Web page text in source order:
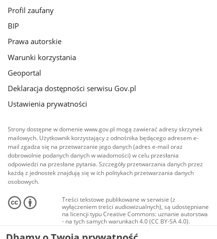
Profil zaufany
BIP
Prawa autorskie
Warunki korzystania
Geoportal
Deklaracja dostępności serwisu Gov.pl
Ustawienia prywatności
Strony dostępne w domenie www.gov.pl mogą zawierać adresy skrzynek
mailowych. Użytkownik korzystający z odnośnika będącego adresem e-
mail zgadza się na przetwarzanie jego danych (adres e-mail oraz
dobrowolnie podanych danych w wiadomości) w celu przesłania
odpowiedzi na przesłane pytania. Szczegóły przetwarzania danych przez
każdą z jednostek znajdują się w ich politykach przetwarzania danych
osobowych.
Treści tekstowe publikowane w serwisie (z
wyłączeniem treści audiowizualnych), są udostępniane
na licencji typu Creative Commons: uznanie autorstwa
- na tych samych warunkach 4.0 (CC BY-SA 4.0).
Materiały audiowizualne, w tym zdjęcia, materiały
audio i wideo, są udostępniane na licencji typu